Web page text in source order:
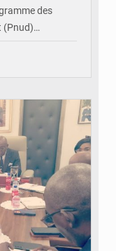
des
(Pnud)…